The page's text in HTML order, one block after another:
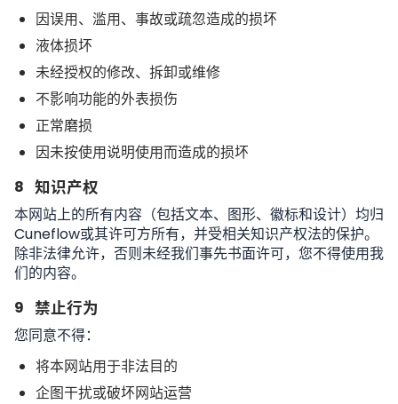
因误用、滥用、事故或疏忽造成的损坏
液体损坏
未经授权的修改、拆卸或维修
不影响功能的外表损伤
正常磨损
因未按使用说明使用而造成的损坏
8 知识产权
本网站上的所有内容（包括文本、图形、徽标和设计）均归
Cuneflow或其许可方所有，并受相关知识产权法的保护。
除非法律允许，否则未经我们事先书面许可，您不得使用我
们的内容。
9 禁止行为
您同意不得：
将本网站用于非法目的
企图干扰或破坏网站运营